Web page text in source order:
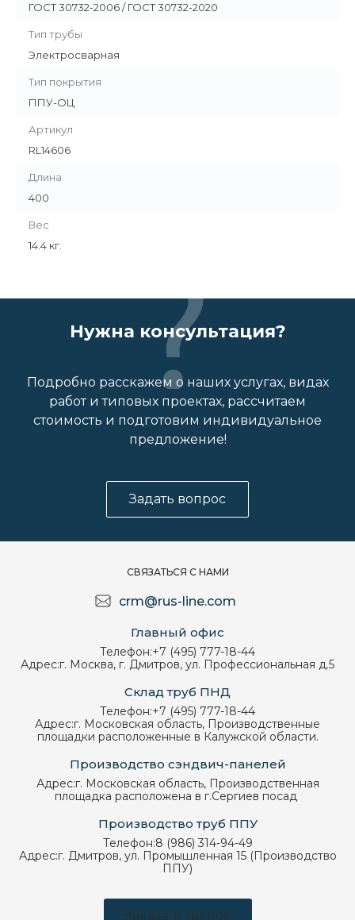
ГОСТ 30732-2006 / ГОСТ 30732-2020
Тип трубы
Электросварная
Тип покрытия
ППУ-ОЦ
Артикул
RL14606
Длина
400
Вес
14.4 кг.
Нужна консультация?
Подробно расскажем о наших услугах, видах
работ и типовых проектах, рассчитаем
стоимость и подготовим индивидуальное
предложение!
Задать вопрос
СВЯЗАТЬСЯ С НАМИ
crm@rus-line.com
Главный офис
Телефон:+7 (495) 777-18-44
Адрес:г. Москва, г. Дмитров, ул. Профессиональная д.5
Склад труб ПНД
Телефон:+7 (495) 777-18-44
Адрес:г. Московская область, Производственные
площадки расположенные в Калужской области.
Производство сэндвич-панелей
Адрес:г. Московская область, Производственная
площадка расположена в г.Сергиев посад
Производство труб ППУ
Телефон:8 (986) 314-94-49
Адрес:г. Дмитров, ул. Промышленная 15 (Производство
ППУ)
Заказать звонок